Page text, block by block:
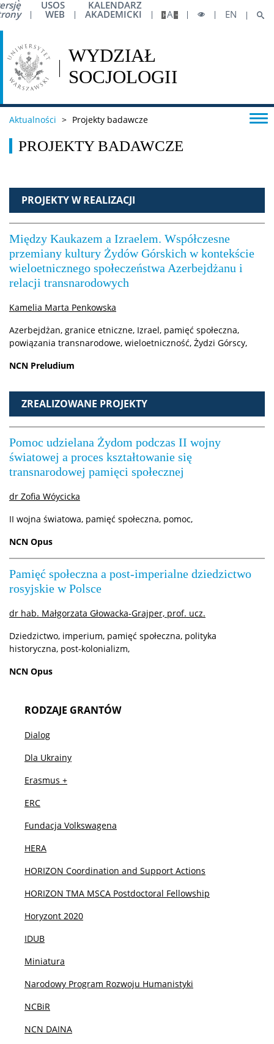
USOS
WEB
KALENDARZ
AKADEMICKI A EN
Pierwsza pomoc
Studia
Pierwsze kroki na WS UW
Dziekanat studencki
Programy studiów
Plan zajęć
IT / Oprogramowanie
Mobilność – Erasmus
Obrony prac dyplomowych
Konkursy na prace dyplomowe
Raport samooceny
Strefa studencka
Aktualności studenckie
Koła naukowe studentów
Rekrutacja
I stopień: socjologia
II stopień: socjologia cyfrowa
II stopień: język i społeczeństwo
socjologia interwencji społecznych
Aktualności > Projekty badawcze
PROJEKTY BADAWCZE
PROJEKTY W REALIZACJI
Między Kaukazem a Izraelem. Współczesne
przemiany kultury Żydów Górskich w kontekście
wieloetnicznego społeczeństwa Azerbejdżanu i
relacji transnarodowych
Kamelia Marta Penkowska
Azerbejdżan, granice etniczne, Izrael, pamięć społeczna,
powiązania transnarodowe, wieloetniczność, Żydzi Górscy,
NCN Preludium
ZREALIZOWANE PROJEKTY
Pomoc udzielana Żydom podczas II wojny
światowej a proces kształtowanie się
transnarodowej pamięci społecznej
dr Zofia Wóycicka
II wojna światowa, pamięć społeczna, pomoc,
NCN Opus
Pamięć społeczna a post-imperialne dziedzictwo
rosyjskie w Polsce
dr hab. Małgorzata Głowacka-Grajper, prof. ucz.
Dziedzictwo, imperium, pamięć społeczna, polityka
historyczna, post-kolonializm,
NCN Opus
RODZAJE GRANTÓW
Dialog
Dla Ukrainy
Erasmus +
ERC
Fundacja Volkswagena
HERA
HORIZON Coordination and Support Actions
HORIZON TMA MSCA Postdoctoral Fellowship
Horyzont 2020
IDUB
Miniatura
Narodowy Program Rozwoju Humanistyki
NCBiR
NCN DAINA